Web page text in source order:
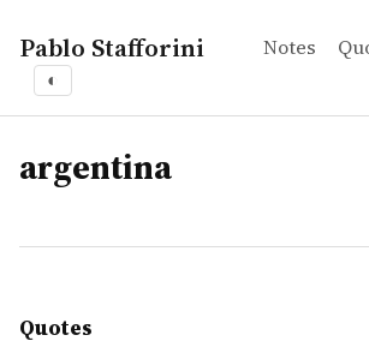
Pablo Stafforini Notes
◐
tags
argentina
Quotes